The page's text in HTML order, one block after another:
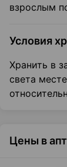
взрослым
Условия
Хранить в
света
Цены в